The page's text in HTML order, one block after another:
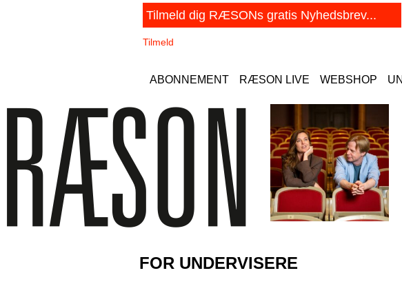
ABONNEMENT RÆSON LIVE WEBSHOP
FOR UNDERVISERE